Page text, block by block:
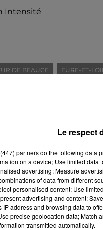
Intensité
DE BEAUCE EURE-ET-
Le respect
partnersdo the following data
on a device; Use limited
advertising; Measure
of data from different
personalised content; Use
advertising and content;
IP address and browsing data to
precise geolocation data; Match
transmitted automatically.